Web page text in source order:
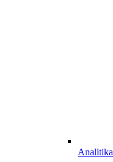
Analitika